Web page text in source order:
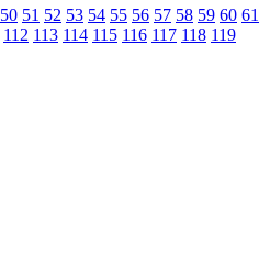
50 51 52 53 54 55 56 57 58 59 60 61
112 113 114 115 116 117 118 119